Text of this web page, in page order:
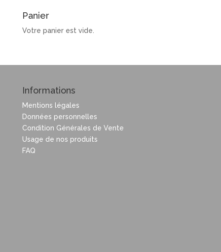
Panier
Votre panier est vide.
Informations
Mentions légales
Données personnelles
Condition Générales de Vente
Usage de nos produits
FAQ